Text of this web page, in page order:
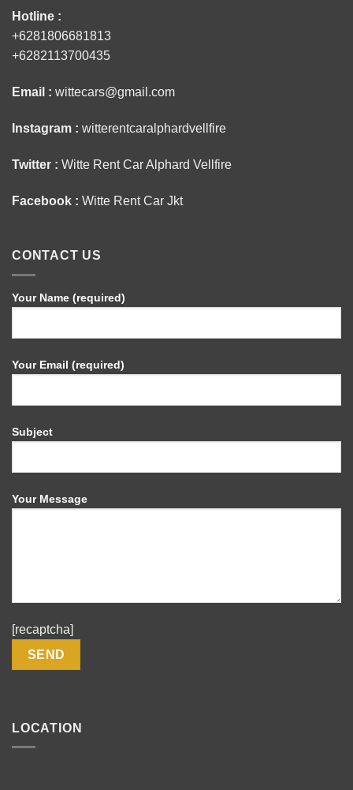
Hotline :
+6281806681813
+6282113700435
Email : wittecars@gmail.com
Instagram : witterentcaralphardvellfire
Twitter : Witte Rent Car Alphard Vellfire
Facebook : Witte Rent Car Jkt
CONTACT US
Your Name (required)
Your Email (required)
Subject
Your Message
[recaptcha]
LOCATION